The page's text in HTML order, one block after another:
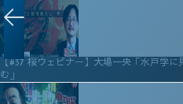
【#37 桜ウェビナー】大場一央「水戸学
む」